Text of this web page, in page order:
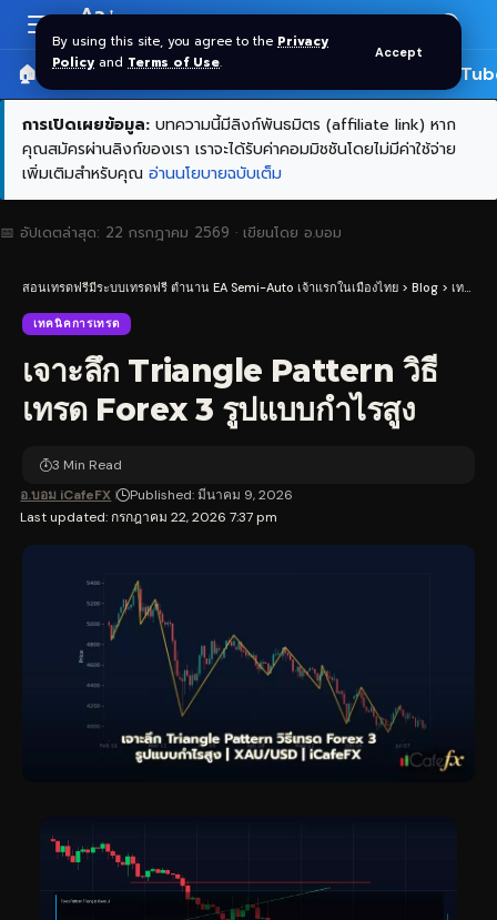
By using this site, you agree to the Privacy
Policy and Terms of Use.
Accept
Resizer
Aa
🏠 หน้าแรก ราคาทอง SPDR 🎬
การเปิดเผยข้อมูล: บทความนี้มีลิงก์พันธมิตร (affiliate link) หาก
คุณสมัครผ่านลิงก์ของเรา เราจะได้รับค่าคอมมิชชันโดยไม่มีค่าใช้จ่าย
เพิ่มเติมสำหรับคุณ อ่านนโยบายฉบับเต็ม
📅 อัปเดตล่าสุด: 22 กรกฎาคม 2569 · เขียนโดย อ.บอม
สอนเทรดฟรีมีระบบเทรดฟรี ตำนาน EA Semi-Auto เจ้าแรกในเมืองไทย > Blog > เทคนิคการเทรด
เทคนิคการเทรด
เจาะลึก Triangle Pattern วิธี
เทรด Forex 3 รูปแบบกำไรสูง
Last updated: กรกฎาคม 22, 2026 7:37 pm
อ.บอม iCafeFX Published: มีนาคม 9, 2026
3 Min Read